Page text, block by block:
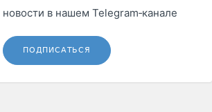
в нашем Telegram‑канале
ПОДПИСАТЬСЯ